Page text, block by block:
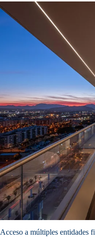
Acceso a múltiples entidades